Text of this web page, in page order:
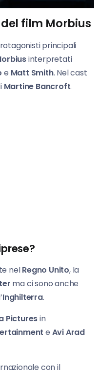
film Morbius
principali
interpretati
e Matt Smith. Nel cast
Martine Bancroft.
nelRegno Unito, la
ma ci sono anche
Inghilterra.
Picturesin
e Avi Arad
con il